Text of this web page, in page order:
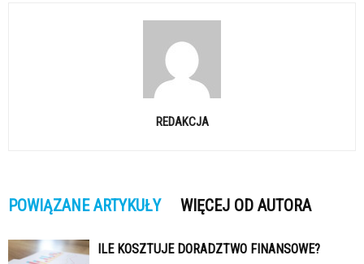
REDAKCJA
POWIĄZANE ARTYKUŁY WIĘCEJ OD AUTORA
ILE KOSZTUJE DORADZTWO FINANSOWE?